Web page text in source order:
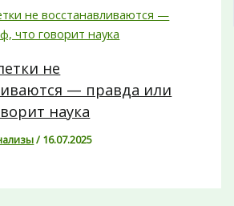
не
— правда или
наука
/ 16.07.2025